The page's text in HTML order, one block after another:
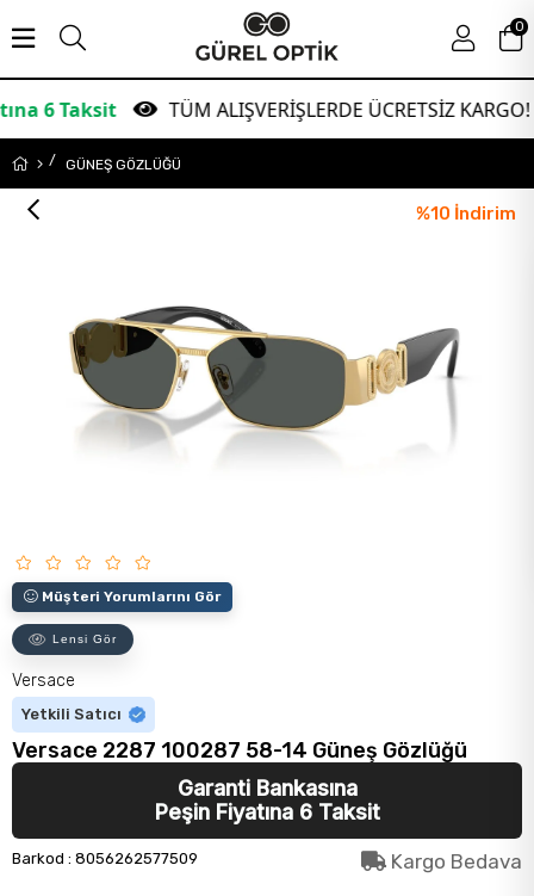
TÜM ALIŞVERİŞLERDE ÜCRETSİZ KARGO!
0
GÜNEŞ GÖZLÜĞÜ
%10 İndirim
Müşteri Yorumlarını Gör
Lensi Gör
Versace
Yetkili Satıcı
Versace 2287 100287 58-14 Güneş Gözlüğü
Garanti Bankasına
Peşin Fiyatına 6 Taksit
Barkod : 8056262577509 Kargo Bedava